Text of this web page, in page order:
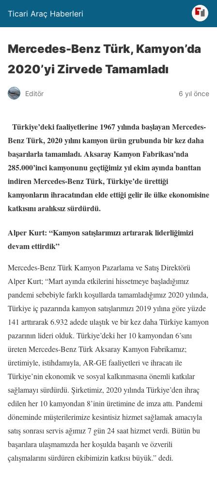
Ticari Araç Haberleri
Mercedes-Benz Türk, Kamyon’da
2020’yi Zirvede Tamamladı
Editör 6 yıl önce
Türkiye’deki faaliyetlerine 1967 yılında başlayan Mercedes-
Benz Türk, 2020 yılını kamyon ürün grubunda bir kez daha
başarılarla tamamladı. Aksaray Kamyon Fabrikası’nda
285.000’inci kamyonunu geçtiğimiz yıl ekim ayında banttan
indiren Mercedes-Benz Türk, Türkiye’de ürettiği
kamyonların ihracatından elde ettiği gelir ile ülke ekonomisine
katkısını aralıksız sürdürdü.
Alper Kurt: “Kamyon satışlarımızı artırarak liderliğimizi
devam ettirdik”
Mercedes-Benz Türk Kamyon Pazarlama ve Satış Direktörü
Alper Kurt; “Mart ayında etkilerini hissetmeye başladığımız
pandemi sebebiyle farklı koşullarda tamamladığımız 2020 yılında,
Türkiye iç pazarında kamyon satışlarımızı 2019 yılına göre yüzde
141 arttırarak 6.932 adede ulaştık ve bir kez daha Türkiye kamyon
pazarının lideri olduk. Türkiye’deki her 10 kamyondan 6’sını
üreten Mercedes-Benz Türk Aksaray Kamyon Fabrikamız;
üretimiyle, istihdamıyla, AR-GE faaliyetleri ve ihracatı ile
Türkiye’nin ekonomik ve sosyal kalkınmasına önemli katkılar
sağlamayı sürdürdü. Şirketimiz, 2020 yılında Türkiye’den ihraç
edilen her 10 kamyondan 8’inin üretimine de imza attı. Pandemi
döneminde müşterilerimize kesintisiz hizmet sağlamak amacıyla
satış sonrası servis ağımız 7 gün 24 saat hizmet verdi. Bütün bu
başarılara ulaşmamızda her koşulda başarılı ve özverili
çalışmalarını sürdüren ekibimizin katkısı büyük.” dedi.